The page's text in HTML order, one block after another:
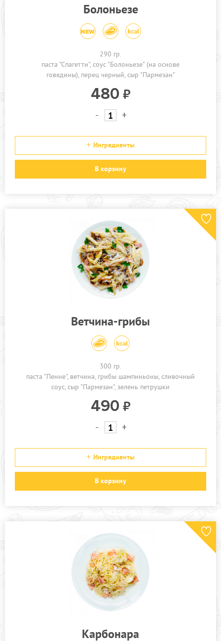
Болоньезе
290 гр.
паста "Спагетти" соус "Болоньезе" (на основе
говядины) перец черный сыр "Пармезан"
480
- +
Ингредиенты
В корзину
Ветчина-грибы
300 гр.
паста "Пенне" ветчина грибы шампиньоны сливочный
соус сыр "Пармезан" зелень петрушки
490
- +
Ингредиенты
В корзину
Карбонара